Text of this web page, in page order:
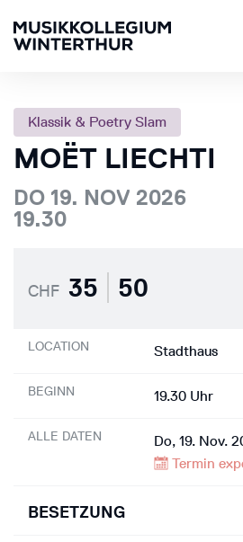
Klassik & Poetry Slam
MOËT LIECHTI
DO 19. NOV 2026
19.30
CHF 35 50
LOCATION Stadthaus
BEGINN 19.30 Uhr
ALLE DATEN
Do, 19. Nov.
Termin
BESETZUNG